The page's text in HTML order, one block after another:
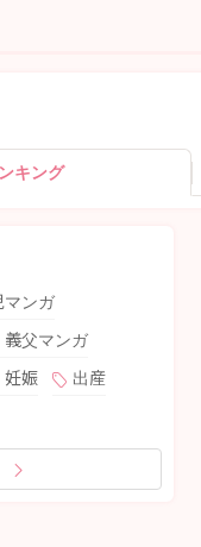
キング
マンガ
義父マンガ
妊娠
出産